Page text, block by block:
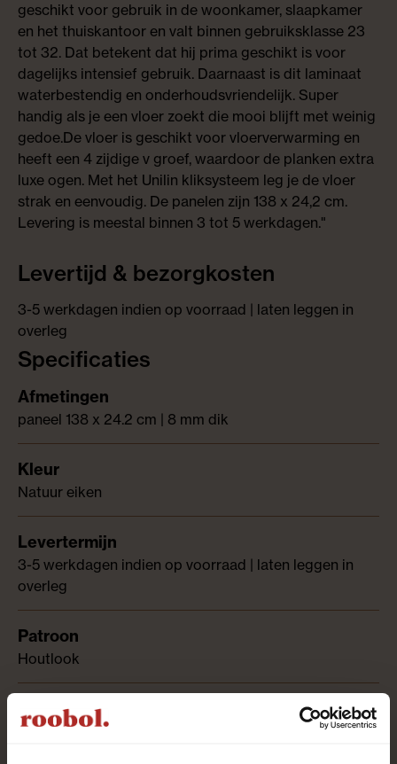
geschikt voor gebruik in de woonkamer, slaapkamer
en het thuiskantoor en valt binnen gebruiksklasse 23
tot 32. Dat betekent dat hij prima geschikt is voor
dagelijks intensief gebruik. Daarnaast is dit laminaat
waterbestendig en onderhoudsvriendelijk. Super
handig als je een vloer zoekt die mooi blijft met weinig
gedoe.De vloer is geschikt voor vloerverwarming en
heeft een 4 zijdige v groef, waardoor de planken extra
luxe ogen. Met het Unilin kliksysteem leg je de vloer
strak en eenvoudig. De panelen zijn 138 x 24,2 cm.
Levering is meestal binnen 3 tot 5 werkdagen."
Levertijd & bezorgkosten
3-5 werkdagen indien op voorraad | laten leggen in
overleg
Specificaties
paneel 138 x 24.2 cm | 8 mm dik
Natuur eiken
3-5 werkdagen indien op voorraad | laten leggen in
overleg
Houtlook
8